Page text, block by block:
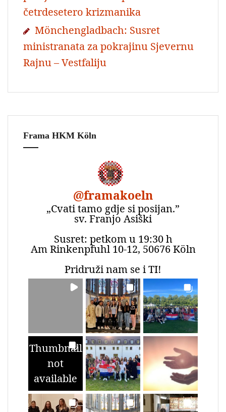
četrdesetero krizmanika
Mönchengladbach: Susret
ministranata za pokrajinu Sjevernu
Rajnu – Vestfaliju
Frama HKM Köln
@framakoeln
„Cvati tamo gdje si posijan.”
sv. Franjo Asiški
Susret: petkom u 19:30 h
Am Rinkenpfuhl 10-12, 50676 Köln
Pridruži nam se i TI!
Thumbnail
not
available